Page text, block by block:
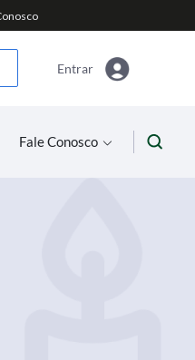
Entrar
Fale Conosco